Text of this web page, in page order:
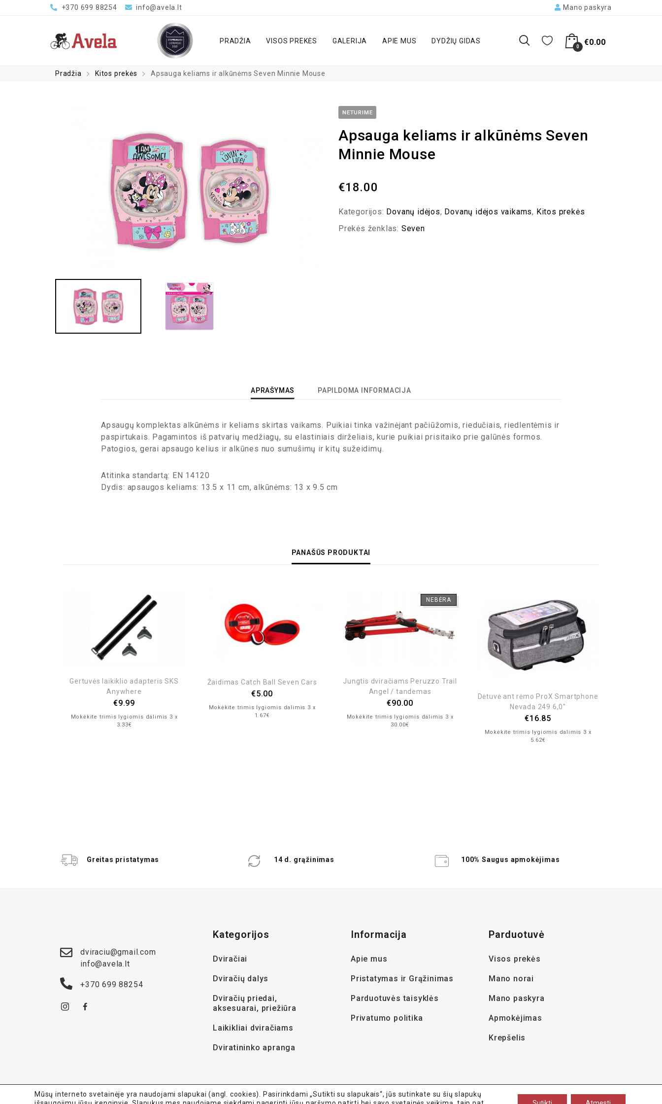
+370 699 88254 info@avela.lt Mano paskyra
PRADŽIA VISOS PREKĖS GALERIJA APIE MUS DYDŽIŲ GIDAS
0 €0.00
Pradžia Kitos prekės Apsauga keliams ir alkūnėms Seven Minnie Mouse
NETURIME
Apsauga keliams ir alkūnėms Seven
Minnie Mouse
€18.00
Kategorijos: Dovanų idėjos, Dovanų idėjos vaikams, Kitos prekės
Prekės ženklas: Seven
APRAŠYMAS PAPILDOMA INFORMACIJA
Apsaugų komplektas alkūnėms ir keliams skirtas vaikams. Puikiai tinka važinėjant pačiūžomis, riedučiais, riedlentėmis ir
paspirtukais. Pagamintos iš patvarių medžiagų, su elastiniais dirželiais, kurie puikiai prisitaiko prie galūnės formos.
Patogios, gerai apsaugo kelius ir alkūnes nuo sumušimų ir kitų sužeidimų.
Atitinka standartą: EN 14120
Dydis: apsaugos keliams: 13.5 x 11 cm, alkūnėms: 13 x 9.5 cm
PANAŠŪS PRODUKTAI
Gertuvės laikiklio adapteris SKS
Anywhere
€9.99
Mokėkite trimis lygiomis dalimis 3 x
3.33€
Žaidimas Catch Ball Seven Cars
€5.00
Mokėkite trimis lygiomis dalimis 3 x
1.67€
NEBĖRA
Jungtis dviračiams Peruzzo Trail
Angel / tandemas
€90.00
Mokėkite trimis lygiomis dalimis 3 x
30.00€
Dėtuvė ant rėmo ProX Smartphone
Nevada 249 6,0″
€16.85
Mokėkite trimis lygiomis dalimis 3 x
5.62€
Greitas pristatymas 14 d. grąžinimas 100% Saugus apmokėjimas
dviraciu@gmail.com
info@avela.lt
+370 699 88254
Kategorijos
Dviračiai
Dviračių dalys
Dviračių priedai,
aksesuarai, priežiūra
Laikikliai dviračiams
Dviratininko apranga
Informacija
Apie mus
Pristatymas ir Grąžinimas
Parduotuvės taisyklės
Privatumo politika
Parduotuvė
Visos prekės
Mano norai
Mano paskyra
Apmokėjimas
Krepšelis
Mūsų interneto svetainėje yra naudojami slapukai (angl. cookies). Pasirinkdami „Sutikti su slapukais“, jūs sutinkate su šių slapukų